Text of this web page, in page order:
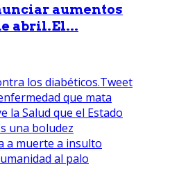
aumentos
abril.El...